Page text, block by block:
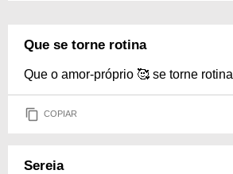
Que se torne rotina
Que o amor-próprio 🥰 se torne rotina
COPIAR
Sereia